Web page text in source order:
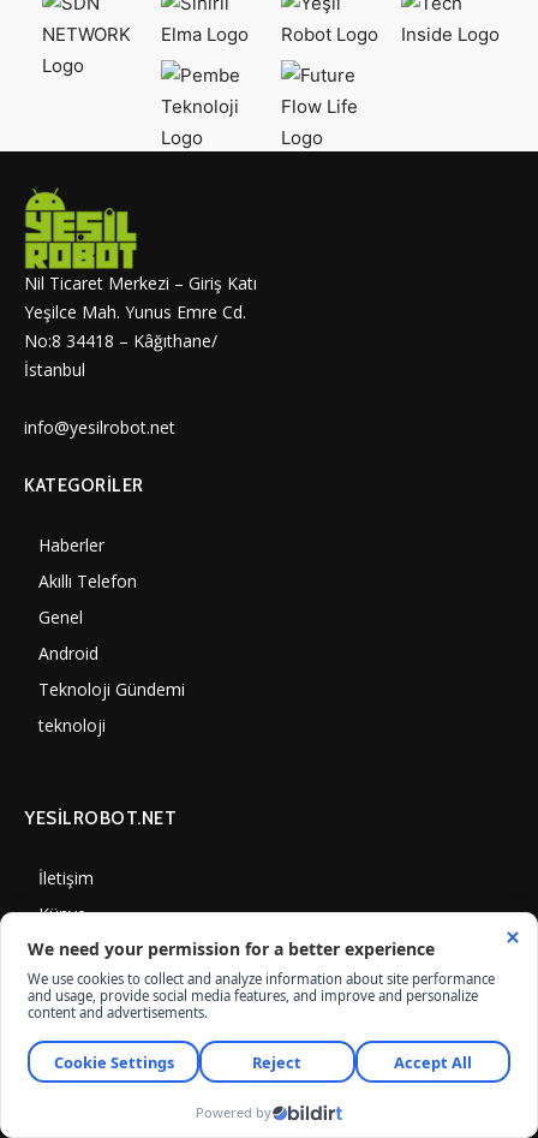
Nil Ticaret Merkezi – Giriş Katı
Yeşilce Mah. Yunus Emre Cd.
No:8 34418 – Kâğıthane/
İstanbul
info@yesilrobot.net
KATEGORILER
Haberler
Akıllı Telefon
Genel
Android
Teknoloji Gündemi
teknoloji
YESİLROBOT.NET
İletişim
Künye
Gizlilik Politikası
Çerez Kullanımı
© Yesilrobot.Net, İnternet Medyası ve Bilişim Muhabirleri Derneği üyesidir.